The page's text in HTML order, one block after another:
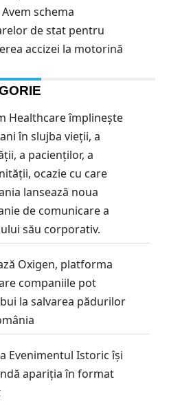
schema
de stat pentru
accizei la motorină
Healthcare împlinește
în slujba vieții, a
a pacienților, a
ocazie cu care
lansează noua
de comunicare a
său corporativ.
Oxigen, platforma
companiile pot
la salvarea pădurilor
Evenimentul Istoric își
apariția în format